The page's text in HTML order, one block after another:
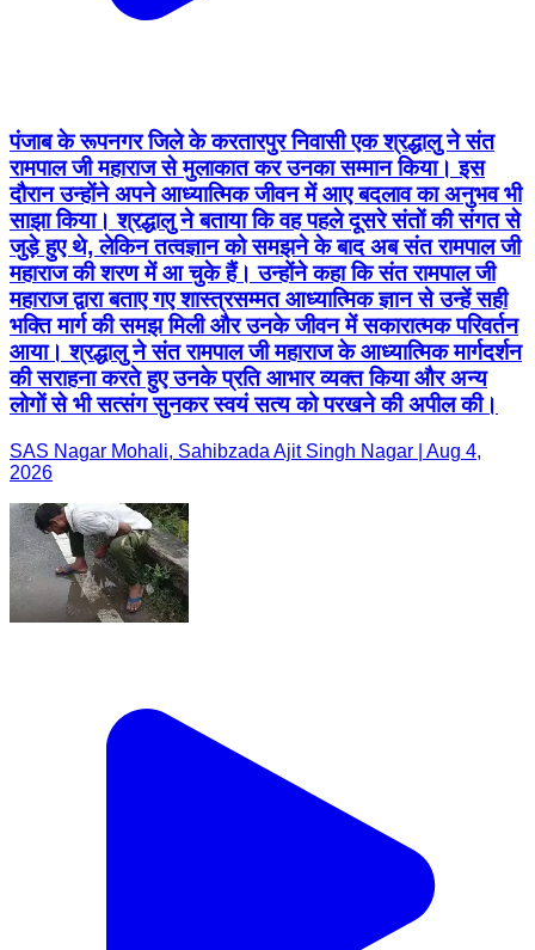
पंजाब के रूपनगर जिले के करतारपुर निवासी एक श्रद्धालु ने संत
रामपाल जी महाराज से मुलाकात कर उनका सम्मान किया। इस
दौरान उन्होंने अपने आध्यात्मिक जीवन में आए बदलाव का अनुभव भी
साझा किया। श्रद्धालु ने बताया कि वह पहले दूसरे संतों की संगत से
जुड़े हुए थे, लेकिन तत्वज्ञान को समझने के बाद अब संत रामपाल जी
महाराज की शरण में आ चुके हैं। उन्होंने कहा कि संत रामपाल जी
महाराज द्वारा बताए गए शास्त्रसम्मत आध्यात्मिक ज्ञान से उन्हें सही
भक्ति मार्ग की समझ मिली और उनके जीवन में सकारात्मक परिवर्तन
आया। श्रद्धालु ने संत रामपाल जी महाराज के आध्यात्मिक मार्गदर्शन
की सराहना करते हुए उनके प्रति आभार व्यक्त किया और अन्य
लोगों से भी सत्संग सुनकर स्वयं सत्य को परखने की अपील की।
SAS Nagar Mohali, Sahibzada Ajit Singh Nagar | Aug 4,
2026